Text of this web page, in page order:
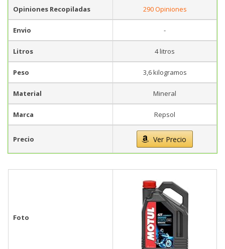
Opiniones Recopiladas 290 Opiniones
Envio -
Litros 4 litros
Peso 3,6 kilogramos
Material Mineral
Marca Repsol
Precio Ver Precio
Foto